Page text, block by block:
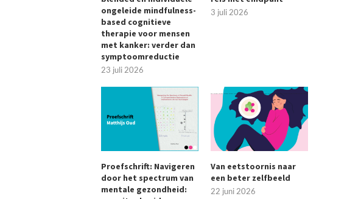
ongeleide mindfulness-
based cognitieve
therapie voor mensen
met kanker: verder dan
symptoomreductie
23 juli 2026
3 juli 2026
Proefschrift: Navigeren
door het spectrum van
mentale gezondheid:
Van eetstoornis naar
een beter zelfbeeld
22 juni 2026